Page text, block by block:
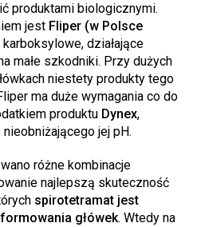
produktami biologicznymi.
jest Fliper (w Polsce
działające
małe szkodniki. Przy dużych
niestety produkty tego
ma duże wymagania co do
produktu Dynex,
jej pH.
różne kombinacje
najlepszą skuteczność
spirotetramat jest
główek. Wtedy na